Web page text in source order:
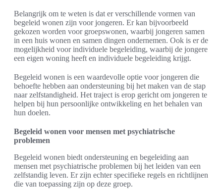
Belangrijk om te weten is dat er verschillende vormen van
begeleid wonen zijn voor jongeren. Er kan bijvoorbeeld
gekozen worden voor groepswonen, waarbij jongeren samen
in een huis wonen en samen dingen ondernemen. Ook is er de
mogelijkheid voor individuele begeleiding, waarbij de jongere
een eigen woning heeft en individuele begeleiding krijgt.
Begeleid wonen is een waardevolle optie voor jongeren die
behoefte hebben aan ondersteuning bij het maken van de stap
naar zelfstandigheid. Het traject is erop gericht om jongeren te
helpen bij hun persoonlijke ontwikkeling en het behalen van
hun doelen.
Begeleid wonen voor mensen met psychiatrische
problemen
Begeleid wonen biedt ondersteuning en begeleiding aan
mensen met psychiatrische problemen bij het leiden van een
zelfstandig leven. Er zijn echter specifieke regels en richtlijnen
die van toepassing zijn op deze groep.